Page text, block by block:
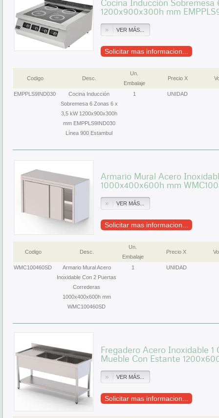
Cocina Inducción Sobremesa
1200x900x300h mm
VER MÁS...
Solicitar mas informacion...
Codigo Desc.
Un.
Embalaje
Precio X
EMPPLS9IND030
Cocina Inducción
Sobremesa 6 Zonas 6 x
3,5 kW 1200x900x300h
mm EMPPLS9IND030
Línea 900 Estambul
1 UNIDAD
Armario Mural Acero
1000x400x600h mm
VER MÁS...
Solicitar mas informacion...
Codigo Desc.
Un.
Embalaje
Precio X
WMC100460SD
Armario Mural Acero
Inoxidable Con 2 Puertas
Correderas
1000x400x600h mm
WMC100460SD
1 UNIDAD
Fregadero Acero Inoxidable
Mueble Con Estante
VER MÁS...
Solicitar mas informacion...